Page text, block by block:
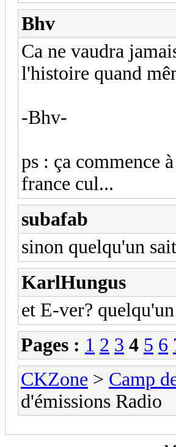
Bhv
Ca ne vaudra
l'histoire quand
-Bhv-
ps : ça commence
france cul...
subafab
sinon quelqu'un
KarlHungus
et E-ver?
Pages : 1 2 3 4 5 6
CKZone > Camp
d'émissions Radio